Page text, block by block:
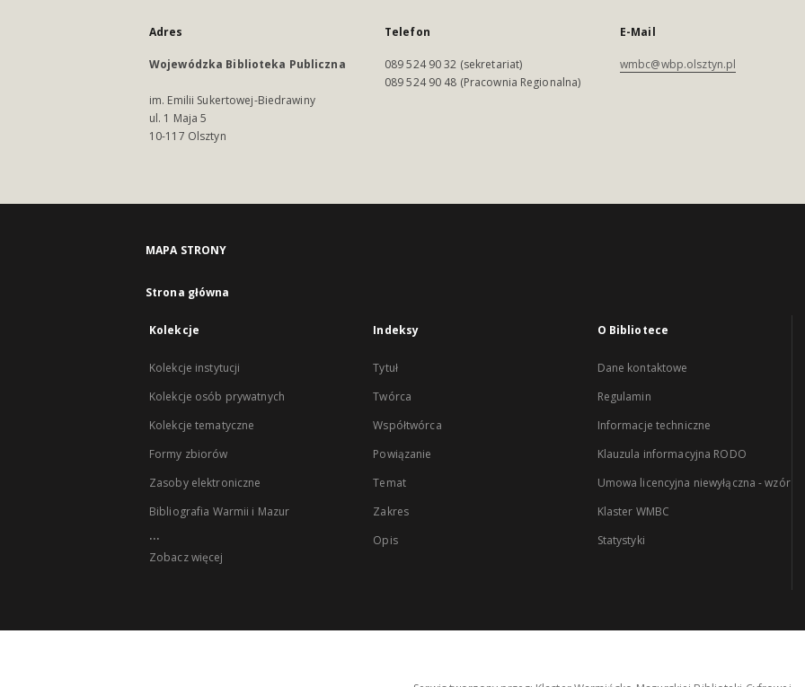
Adres
Wojewódzka Biblioteka Publiczna
im. Emilii Sukertowej-Biedrawiny
ul. 1 Maja 5
10-117 Olsztyn
Telefon
089 524 90 32 (sekretariat)
089 524 90 48 (Pracownia Regionalna)
E-Mail
wmbc@wbp.olsztyn.pl
MAPA STRONY
Strona główna
Kolekcje
Kolekcje instytucji
Kolekcje osób prywatnych
Kolekcje tematyczne
Formy zbiorów
Zasoby elektroniczne
Bibliografia Warmii i Mazur
...
Zobacz więcej
Indeksy
Tytuł
Twórca
Współtwórca
Powiązanie
Temat
Zakres
Opis
O Bibliotece
Dane kontaktowe
Regulamin
Informacje techniczne
Klauzula informacyjna RODO
Umowa licencyjna niewyłączna - wzór
Klaster WMBC
Statystyki